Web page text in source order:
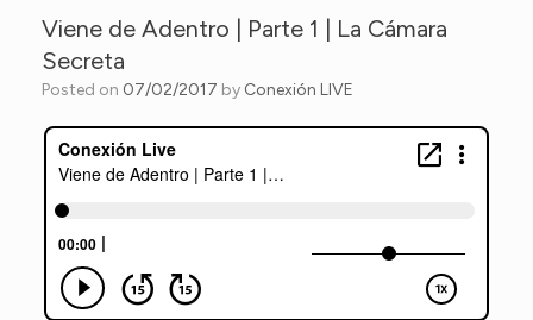
Viene de Adentro | Parte 1 | La Cámara
Secreta
Posted on 07/02/2017 by Conexión LIVE